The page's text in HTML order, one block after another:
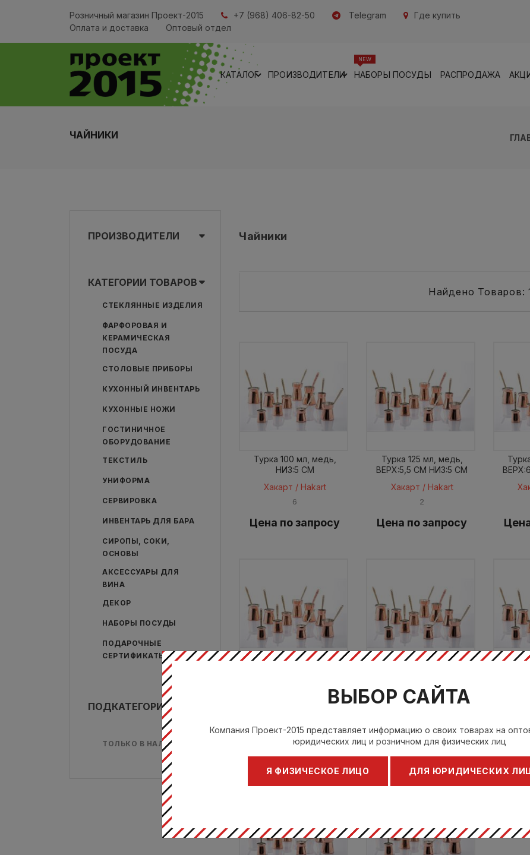
Розничный магазин Проект-2015 +7 (968) 406-82-50 Telegram
Где купить
Оплата и доставка
Оптовый отдел
КАТАЛОГ ПРОИЗВОДИТЕЛИ НАБОРЫ ПОСУДЫ
NEW
РАСПРОДАЖА
ЧАЙНИКИ
ПРОИЗВОДИТЕЛИ
КАТЕГОРИИ ТОВАРОВ
СТЕКЛЯННЫЕ ИЗДЕЛИЯ
ФАРФОРОВАЯ И
КЕРАМИЧЕСКАЯ
ПОСУДА
СТОЛОВЫЕ ПРИБОРЫ
КУХОННЫЙ ИНВЕНТАРЬ
КУХОННЫЕ НОЖИ
ГОСТИНИЧНОЕ
ОБОРУДОВАНИЕ
ТЕКСТИЛЬ
УНИФОРМА
СЕРВИРОВКА
ИНВЕНТАРЬ ДЛЯ БАРА
СИРОПЫ, СОКИ,
ОСНОВЫ
АКСЕССУАРЫ ДЛЯ
ВИНА
ДЕКОР
НАБОРЫ ПОСУДЫ
ПОДАРОЧНЫЕ
СЕРТИФИКАТЫ
ПОДКАТЕГОРИИ
ТОЛЬКО В НАЛИЧИИ
Чайники
Найдено Товаров:
Турка 100 мл, медь,
НИЗ:5 CM
Хакарт / Hakart
6
Цена по запросу
Турка 125 мл, медь,
ВЕРХ:5,5 CM НИЗ:5 CM
Хакарт / Hakart
2
Цена по запросу
Цена по запросу
НИЗ:6,7 CM
Хакарт / Hakart
Цена по запросу
ВЫБОР САЙТА
Компания Проект-2015 представляет информацию о своих товарах на
юридических лиц и розничном для физических лиц
Я ФИЗИЧЕСКОЕ ЛИЦО ДЛЯ ЮРИДИЧЕСКИХ